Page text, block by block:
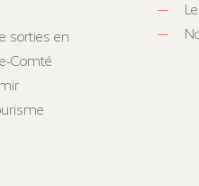
sorties en
Comté